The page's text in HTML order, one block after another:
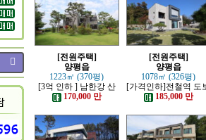
[전원주택]
양평읍
1223㎡ (370평)
[3억 인하 ] 남한강 산
책로 접한 최고급 전원
170,000 만
[전원주택]
양평읍
1078㎡ (326평)
[가격인하]전철역 도
강조망 되는 고급 전
185,000 만